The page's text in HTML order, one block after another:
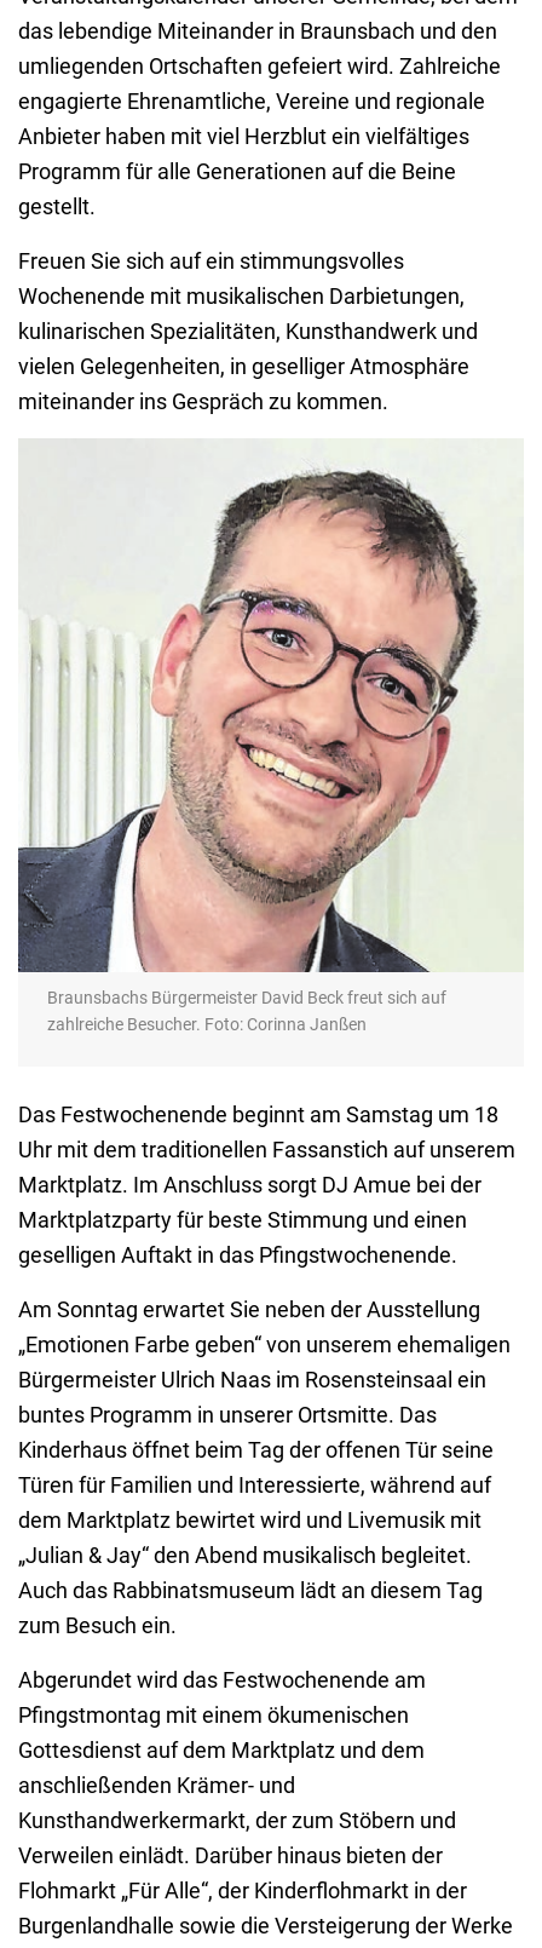
das lebendige Miteinander in Braunsbach und den
umliegenden Ortschaften gefeiert wird. Zahlreiche
engagierte Ehrenamtliche, Vereine und regionale
Anbieter haben mit viel Herzblut ein vielfältiges
Programm für alle Generationen auf die Beine
gestellt.
Freuen Sie sich auf ein stimmungsvolles
Wochenende mit musikalischen Darbietungen,
kulinarischen Spezialitäten, Kunsthandwerk und
vielen Gelegenheiten, in geselliger Atmosphäre
miteinander ins Gespräch zu kommen.
Braunsbachs Bürgermeister David Beck freut sich auf
zahlreiche Besucher. Foto: Corinna Janßen
Das Festwochenende beginnt am Samstag um 18
Uhr mit dem traditionellen Fassanstich auf unserem
Marktplatz. Im Anschluss sorgt DJ Amue bei der
Marktplatzparty für beste Stimmung und einen
geselligen Auftakt in das Pfingstwochenende.
Am Sonntag erwartet Sie neben der Ausstellung
„Emotionen Farbe geben“ von unserem ehemaligen
Bürgermeister Ulrich Naas im Rosensteinsaal ein
buntes Programm in unserer Ortsmitte. Das
Kinderhaus öffnet beim Tag der offenen Tür seine
Türen für Familien und Interessierte, während auf
dem Marktplatz bewirtet wird und Livemusik mit
„Julian & Jay“ den Abend musikalisch begleitet.
Auch das Rabbinatsmuseum lädt an diesem Tag
zum Besuch ein.
Abgerundet wird das Festwochenende am
Pfingstmontag mit einem ökumenischen
Gottesdienst auf dem Marktplatz und dem
anschließenden Krämer- und
Kunsthandwerkermarkt, der zum Stöbern und
Verweilen einlädt. Darüber hinaus bieten der
Flohmarkt „Für Alle“, der Kinderflohmarkt in der
Burgenlandhalle sowie die Versteigerung der Werke